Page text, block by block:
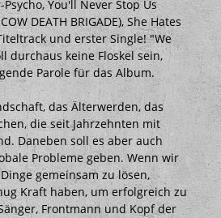
You'll Never Stop Us
DEATH BRIGADE), She Hates
und erster Single! "We
durchaus keine Floskel sein,
Parole für das Album.
das Älterwerden, das
die seit Jahrzehnten mit
Daneben soll es aber auch
Probleme geben. Wenn wir
gemeinsam zu lösen,
Kraft haben, um erfolgreich zu
Frontmann und Kopf der